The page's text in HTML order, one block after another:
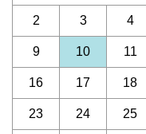
2 3 4
9 10 11
16 17 18
23 24 25